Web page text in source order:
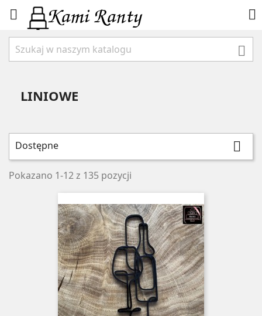
 

LINIOWE
Dostępne 
Pokazano 1-12 z 135 pozycji